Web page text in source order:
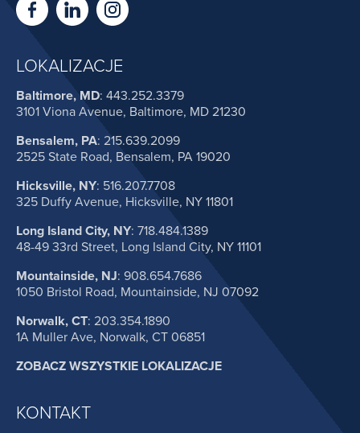
LOKALIZACJE
Baltimore, MD: 443.252.3379
3101 Viona Avenue, Baltimore, MD 21230
Bensalem, PA: 215.639.2099
2525 State Road, Bensalem, PA 19020
Hicksville, NY: 516.207.7708
325 Duffy Avenue, Hicksville, NY 11801
Long Island City, NY: 718.484.1389
48-49 33rd Street, Long Island City, NY 11101
Mountainside, NJ: 908.654.7686
1050 Bristol Road, Mountainside, NJ 07092
Norwalk, CT: 203.354.1890
1A Muller Ave, Norwalk, CT 06851
ZOBACZ WSZYSTKIE LOKALIZACJE
KONTAKT